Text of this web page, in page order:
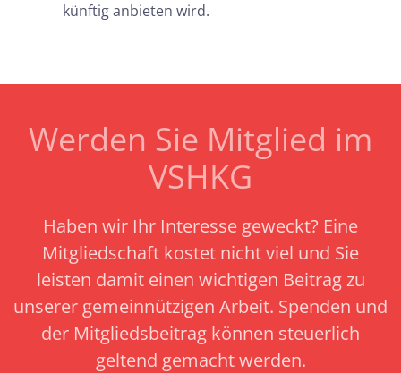
künftig anbieten wird.
Werden Sie Mitglied im
VSHKG
Haben wir Ihr Interesse geweckt? Eine
Mitgliedschaft kostet nicht viel und Sie
leisten damit einen wichtigen Beitrag zu
unserer gemeinnützigen Arbeit. Spenden und
der Mitgliedsbeitrag können steuerlich
geltend gemacht werden.